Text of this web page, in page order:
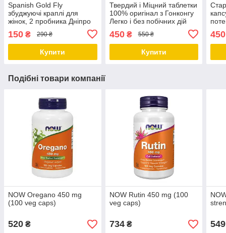
Spanish Gold Fly
збуджуючі краплі для
жінок, 2 пробника Дніпро
150 ₴ 290 ₴
Купити
Твердий і Міцний таблетки
100% оригінал з Гонконгу
Легко і без побічних дій
450₴ 550 ₴
Купити
450
Подібні товари компанії
NOW Oregano 450 mg
(100 veg caps)
520 ₴
NOW Rutin 450 mg (100
veg caps)
734₴ 549